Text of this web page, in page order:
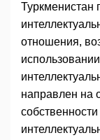
Туркменистан
отношения,
направлен на